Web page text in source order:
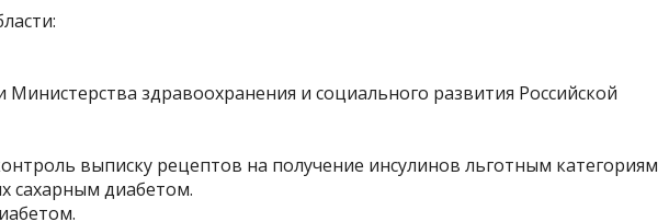
здравоохранения и социального развития Российской
выписку рецептов на получение инсулинов льготным категориям
сахарным диабетом.